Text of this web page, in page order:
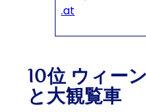
.at
10位 ウィー
と大観覧車